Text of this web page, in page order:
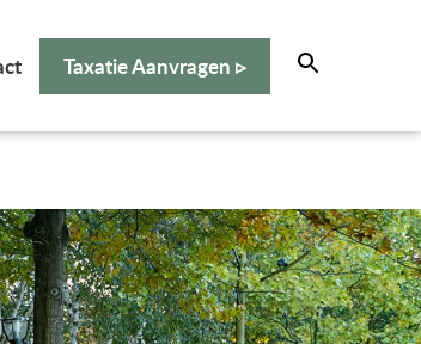
Taxatie Aanvragen ▹